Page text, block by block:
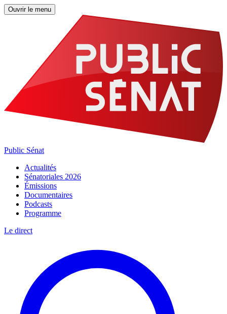
Ouvrir le menu
Public Sénat
Actualités
Sénatoriales 2026
Émissions
Documentaires
Podcasts
Programme
Le direct